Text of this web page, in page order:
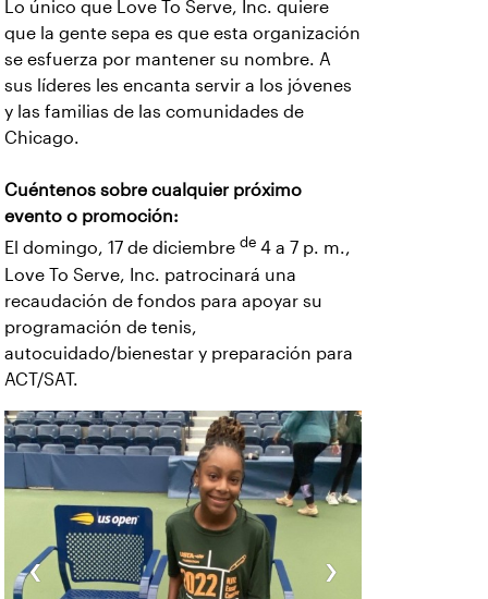
Lo único que Love To Serve, Inc. quiere
que la gente sepa es que esta organización
se esfuerza por mantener su nombre. A
sus líderes les encanta servir a los jóvenes
y las familias de las comunidades de
Chicago.
Cuéntenos sobre cualquier próximo
evento o promoción:
El domingo, 17 de diciembre de 4 a 7 p. m.,
Love To Serve, Inc. patrocinará una
recaudación de fondos para apoyar su
programación de tenis,
autocuidado/bienestar y preparación para
ACT/SAT.
‹ ›